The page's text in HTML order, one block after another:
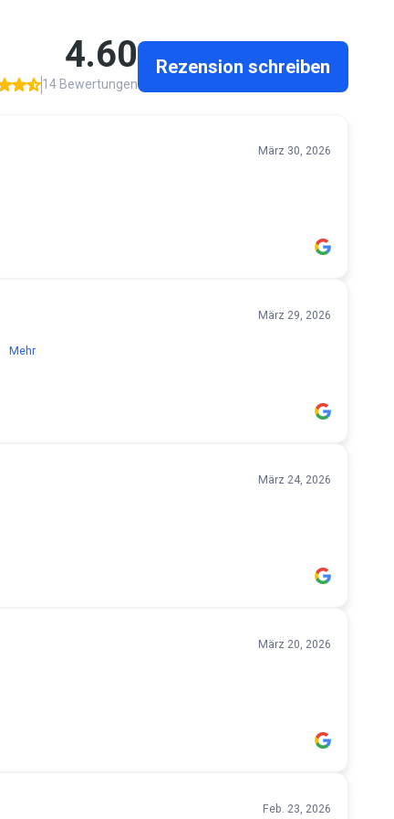
4.60
14 Bewertungen
Rezension schreiben
März 30, 2026
März 29, 2026
Mehr
März 24, 2026
März 20, 2026
Feb. 23, 2026